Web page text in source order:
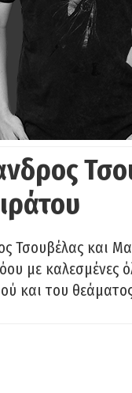
Τσουβέλας και
με καλεσμένες
και του